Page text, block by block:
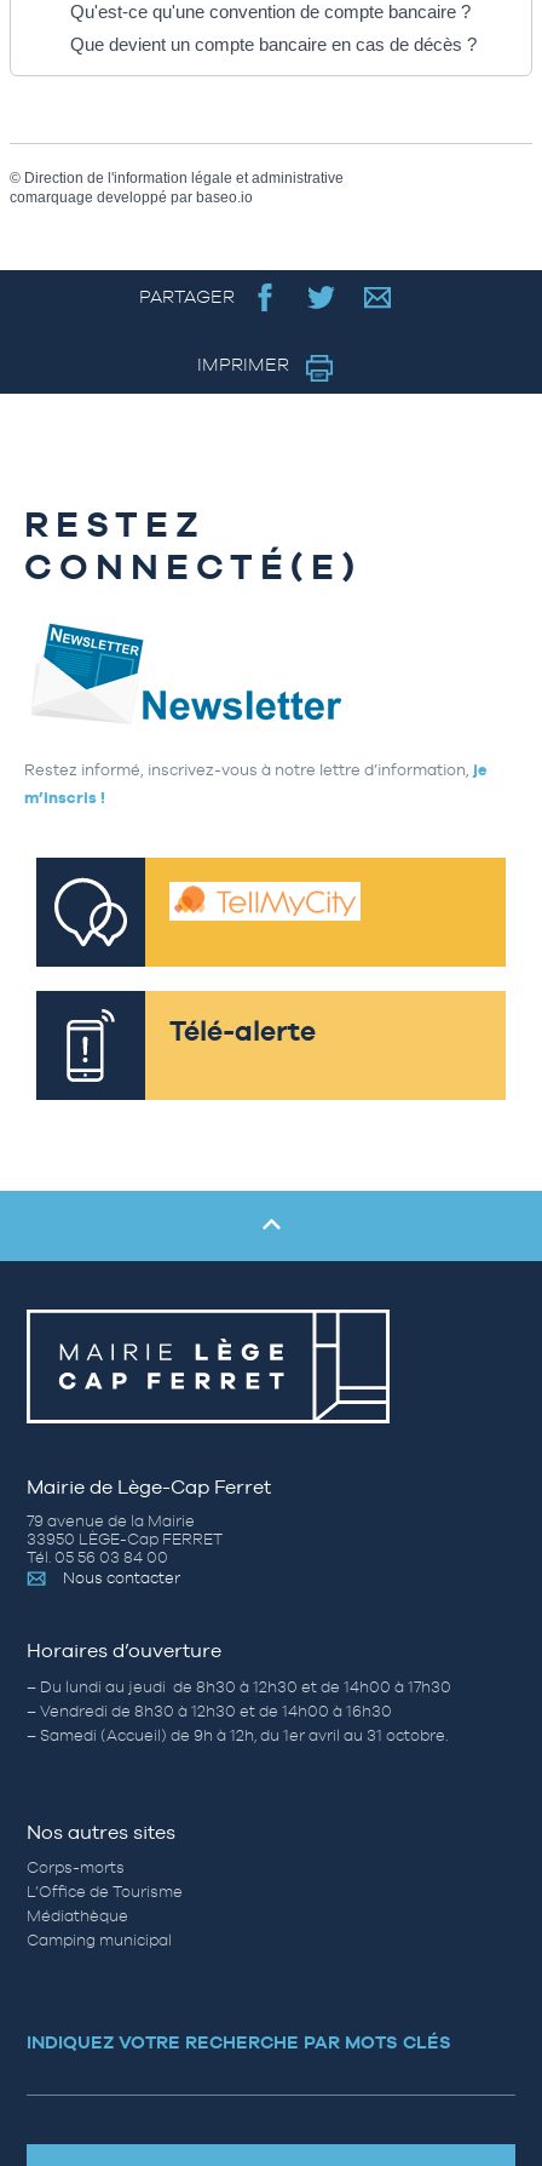
Qu'est-ce qu'une convention de compte bancaire ?
Que devient un compte bancaire en cas de décès ?
© Direction de l'information légale et administrative
comarquage developpé par baseo.io
PARTAGER
IMPRIMER
RESTEZ
CONNECTÉ(E)
Restez informé, inscrivez-vous à notre lettre d’information, je
m’inscris !
Télé-alerte
Mairie de Lège-Cap Ferret
79 avenue de la Mairie
33950 LÈGE-Cap FERRET
Tél. 05 56 03 84 00
Nous contacter
Horaires d’ouverture
– Du lundi au jeudi de 8h30 à 12h30 et de 14h00 à 17h30
– Vendredi de 8h30 à 12h30 et de 14h00 à 16h30
– Samedi (Accueil) de 9h à 12h, du 1er avril au 31 octobre.
Nos autres sites
Corps-morts
L’Office de Tourisme
Médiathèque
Camping municipal
INDIQUEZ VOTRE RECHERCHE PAR MOTS CLÉS